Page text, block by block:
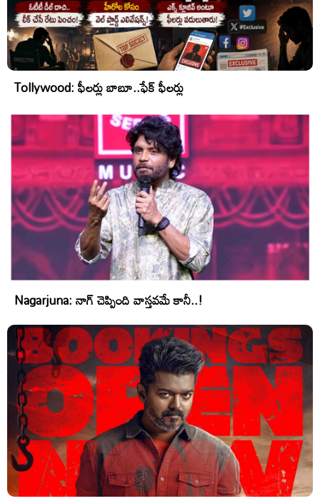
Tollywood: ఫీలర్లు బాబూ..ఫేక్ ఫీలర్లు
Nagarjuna: నాగ్ చెప్పింది వాస్తవమే కానీ..!